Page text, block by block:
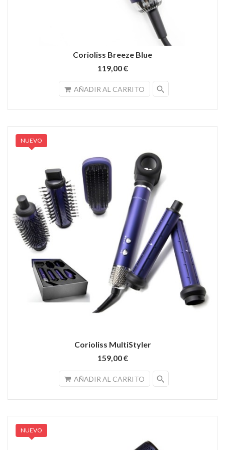
Corioliss Breeze Blue
119,00 €
AÑADIR AL CARRITO search
Corioliss MultiStyler
159,00 €
AÑADIR AL CARRITO search
NUEVO
NUEVO